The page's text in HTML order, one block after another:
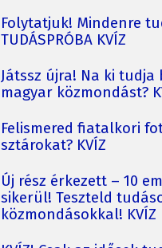
Folytatjuk! Mindenre
TUDÁSPRÓBA KVÍZ
Játssz újra! Na ki tudja
magyar közmondást?
Felismered fiatalkori
sztárokat? KVÍZ
Új rész érkezett – 10
sikerül! Teszteld
közmondásokkal! KVÍZ